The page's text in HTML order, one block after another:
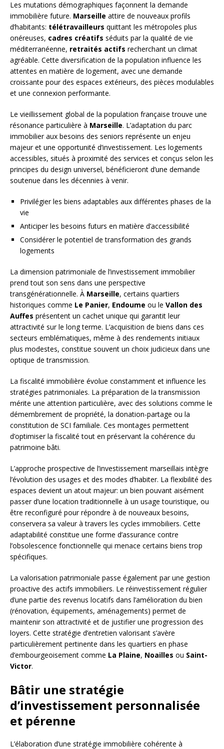
Les mutations démographiques façonnent la demande
immobilière future. Marseille attire de nouveaux profils
d’habitants: télétravailleurs quittant les métropoles plus
onéreuses, cadres créatifs séduits par la qualité de vie
méditerranéenne, retraités actifs recherchant un climat
agréable. Cette diversification de la population influence les
attentes en matière de logement, avec une demande
croissante pour des espaces extérieurs, des pièces modulables
et une connexion performante.
Le vieillissement global de la population française trouve une
résonance particulière à Marseille. L’adaptation du parc
immobilier aux besoins des seniors représente un enjeu
majeur et une opportunité d’investissement. Les logements
accessibles, situés à proximité des services et conçus selon les
principes du design universel, bénéficieront d’une demande
soutenue dans les décennies à venir.
Privilégier les biens adaptables aux différentes phases de la
vie
Anticiper les besoins futurs en matière d’accessibilité
Considérer le potentiel de transformation des grands
logements
La dimension patrimoniale de l’investissement immobilier
prend tout son sens dans une perspective
transgénérationnelle. À Marseille, certains quartiers
historiques comme Le Panier, Endoume ou le Vallon des
Auffes présentent un cachet unique qui garantit leur
attractivité sur le long terme. L’acquisition de biens dans ces
secteurs emblématiques, même à des rendements initiaux
plus modestes, constitue souvent un choix judicieux dans une
optique de transmission.
La fiscalité immobilière évolue constamment et influence les
stratégies patrimoniales. La préparation de la transmission
mérite une attention particulière, avec des solutions comme le
démembrement de propriété, la donation-partage ou la
constitution de SCI familiale. Ces montages permettent
d’optimiser la fiscalité tout en préservant la cohérence du
patrimoine bâti.
L’approche prospective de l’investissement marseillais intègre
l’évolution des usages et des modes d’habiter. La flexibilité des
espaces devient un atout majeur: un bien pouvant aisément
passer d’une location traditionnelle à un usage touristique, ou
être reconfiguré pour répondre à de nouveaux besoins,
conservera sa valeur à travers les cycles immobiliers. Cette
adaptabilité constitue une forme d’assurance contre
l’obsolescence fonctionnelle qui menace certains biens trop
spécifiques.
La valorisation patrimoniale passe également par une gestion
proactive des actifs immobiliers. Le réinvestissement régulier
d’une partie des revenus locatifs dans l’amélioration du bien
(rénovation, équipements, aménagements) permet de
maintenir son attractivité et de justifier une progression des
loyers. Cette stratégie d’entretien valorisant s’avère
particulièrement pertinente dans les quartiers en phase
d’embourgeoisement comme La Plaine, Noailles ou Saint-
Victor.
Bâtir une stratégie
d’investissement personnalisée
et pérenne
L’élaboration d’une stratégie immobilière cohérente à